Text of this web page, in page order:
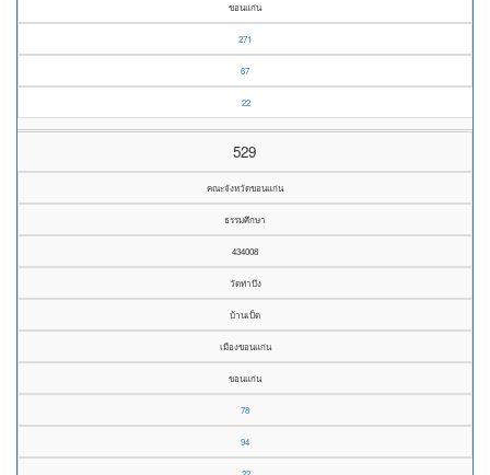
ขอนแก่น
271
67
22
529
คณะจังหวัดขอนแก่น
ธรรมศึกษา
434008
วัดท่าบึง
บ้านเป็ด
เมืองขอนแก่น
ขอนแก่น
78
94